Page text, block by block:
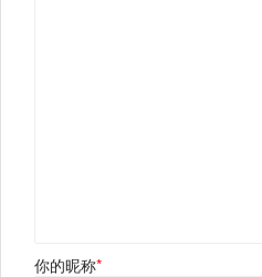
你的昵称*